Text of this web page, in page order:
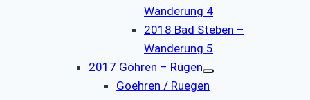
Wanderung 4
2018 Bad Steben –
Wanderung 5
2017 Göhren – Rügen
Goehren / Ruegen